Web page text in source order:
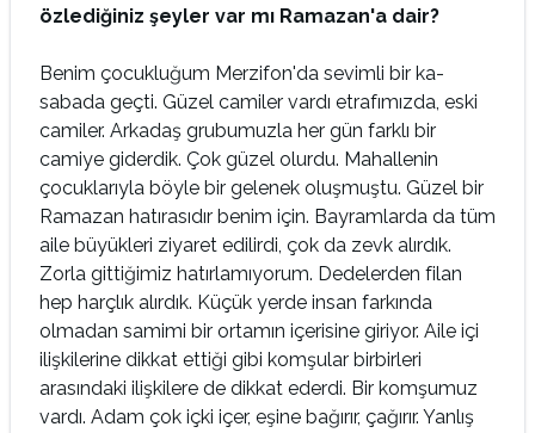
özlediğiniz şeyler var mı Ramazan'a dair?
Benim çocukluğum Merzifon'da sevimli bir ka­
sabada geçti. Güzel camiler vardı etrafımızda, eski
camiler. Arkadaş grubumuzla her gün farklı bir
camiye giderdik. Çok güzel olurdu. Mahalle­nin
çocuklarıyla böyle bir gelenek oluşmuştu. Güzel bir
Ramazan hatırasıdır benim için. Bay­ramlarda da tüm
aile büyükleri ziyaret edilirdi, çok da zevk alırdık.
Zorla gittiğimiz hatırlamı­yorum. Dedelerden filan
hep harçlık alırdık. Küçük yerde insan farkında
olmadan samimi bir ortamın içerisine giriyor. Aile içi
ilişkilerine dik­kat ettiği gibi komşular birbirleri
arasındaki iliş­kilere de dikkat ederdi. Bir komşumuz
vardı. Adam çok içki içer, eşine bağırır, çağırır. Yanlış